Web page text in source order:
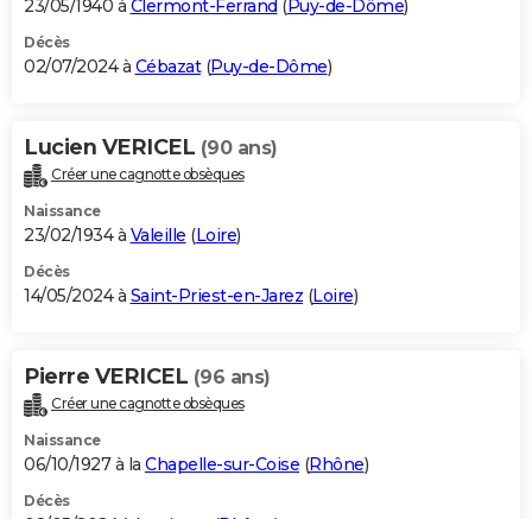
23/05/1940 à Clermont-Ferrand ( Puy-de-Dôme)
Décès
02/07/2024 à Cébazat(Puy-de-Dôme)
Lucien VERICEL (90 ans)
Créer une cagnotte obsèques
Naissance
23/02/1934 à Valeille (Loire)
Décès
14/05/2024 à Saint-Priest-en-Jarez (Loire)
Pierre VERICEL (96 ans)
Créer une cagnotte obsèques
Naissance
06/10/1927 à la Chapelle-sur-Coise (Rhône)
Décès